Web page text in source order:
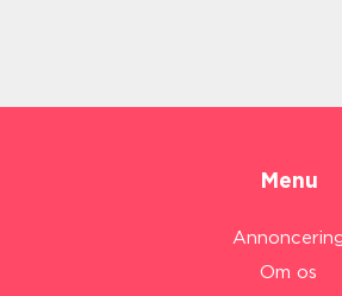
Menu
Om os